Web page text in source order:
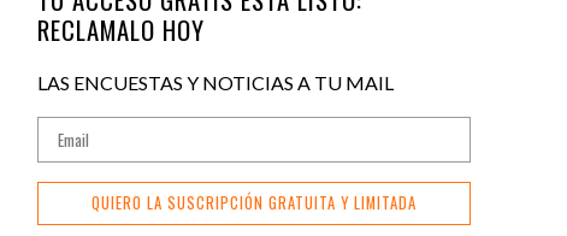
RECLAMALO HOY
LAS ENCUESTAS Y NOTICIAS A TU MAIL
QUIERO LA SUSCRIPCIÓN GRATUITA Y LIMITADA